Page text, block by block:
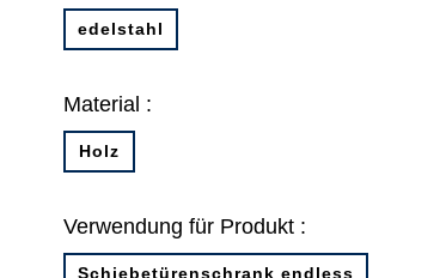
edelstahl
Material :
Holz
Verwendung für Produkt :
Schiebetürenschrank endless